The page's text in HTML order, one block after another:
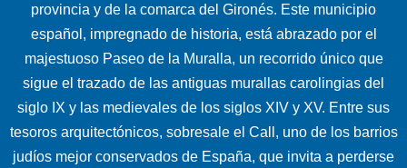
provincia y de la comarca del Gironés. Este municipio
español, impregnado de historia, está abrazado por el
majestuoso Paseo de la Muralla, un recorrido único que
sigue el trazado de las antiguas murallas carolingias del
siglo IX y las medievales de los siglos XIV y XV. Entre sus
tesoros arquitectónicos, sobresale el Call, uno de los barrios
judíos mejor conservados de España, que invita a perderse